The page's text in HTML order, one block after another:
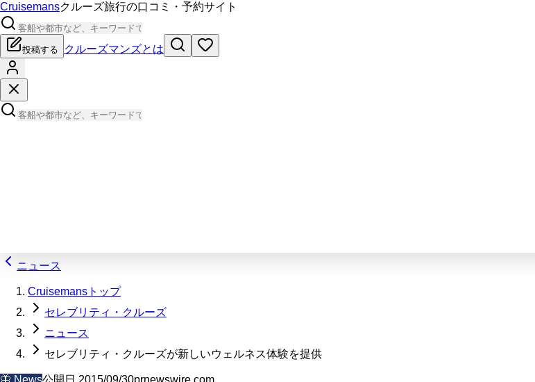
Cruisemansクルーズ旅行の口コミ・予約サイト
投稿する クルーズマンズとは
ニュース
Cruisemansトップ
セレブリティ・クルーズ
ニュース
セレブリティ・クルーズが新しいウェルネス体験を提供
🦋 News公開日 2015/09/30prnewswire.com